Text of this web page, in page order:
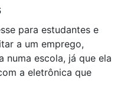
para estudantes e
a um emprego,
numa escola, já que ela
a eletrônica que